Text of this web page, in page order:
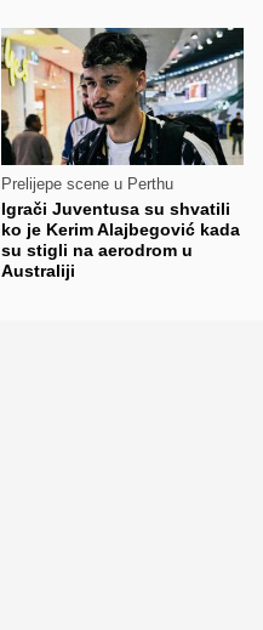
Prelijepe scene u Perthu
Igrači Juventusa su shvatili
ko je Kerim Alajbegović kada
su stigli na aerodrom u
Australiji